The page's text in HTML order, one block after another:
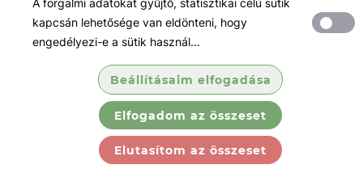
A forgalmi adatokat gyűjtő, statisztikai célú sütik
kapcsán lehetősége van eldönteni, hogy
engedélyezi-e a sütik használ...
Beállításaim elfogadása
Elfogadom az összeset
Elutasítom az összeset
Soft skill
Kihallgatás és
kérdezéstechnika
A kurzus célja, hogy a hallgatók átfogó
elméleti és gyakorlati ismereteket
szerezzenek az adatgyűjtés, a megkeresés, a
puhatolás és a kikérdezéstaktika